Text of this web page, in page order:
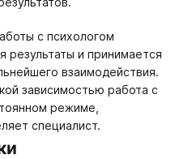
с психологом
результаты и принимается
взаимодействия.
зависимостью работа с
режиме,
специалист.